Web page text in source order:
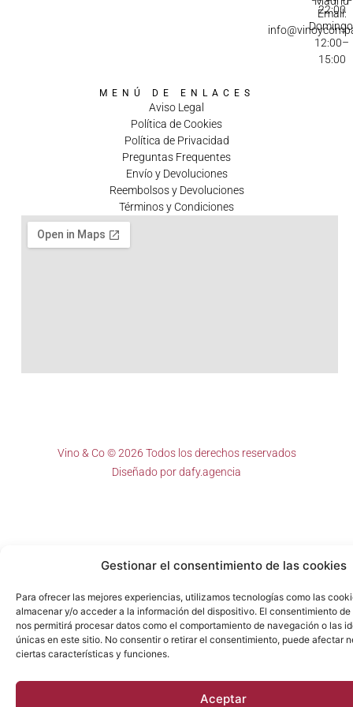
Gestionar el consentimiento de las cookies
Para ofrecer las mejores experiencias, utilizamos tecnologías como las
almacenar y/o acceder a la información del dispositivo. El consentimiento
nos permitirá procesar datos como el comportamiento de navegación o las
únicas en este sitio. No consentir o retirar el consentimiento, puede afectar
ciertas características y funciones.
Aceptar
22:00
12:00–
15:00
Email:
MENÚ DE ENLACES
Aviso Legal
Política de Cookies
Política de Privacidad
Preguntas Frequentes
Envío y Devoluciones
Reembolsos y Devoluciones
Términos y Condiciones
Vino & Co © 2026 Todos los derechos reservados
Diseñado pordafy.agencia